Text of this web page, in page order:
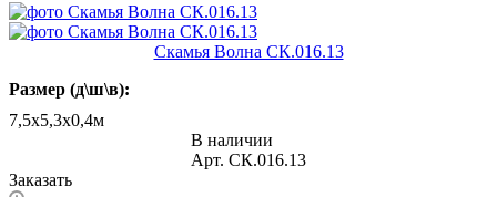
Скамья Волна СК.016.13
Размер (д\ш\в):
7,5х5,3х0,4м
В наличии
Арт. СК.016.13
Заказать